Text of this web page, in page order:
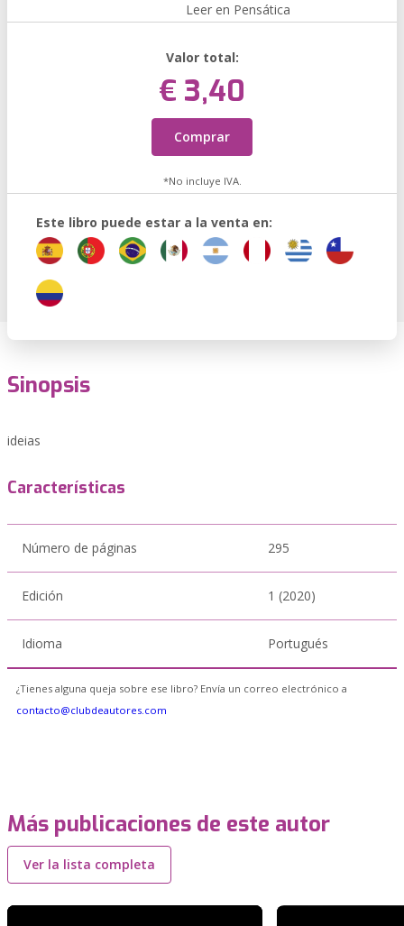
Leer en Pensática
Valor total:
€ 3,40
Comprar
*No incluye IVA.
Este libro puede estar a la venta en:
Sinopsis
ideias
Características
Número de páginas 295
Edición 1 (2020)
Idioma Portugués
¿Tienes alguna queja sobre ese libro? Envía un correo electrónico a
contacto@clubdeautores.com
Más publicaciones de este autor
Ver la lista completa